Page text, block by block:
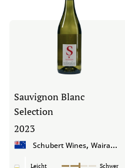
Sauvignon Blanc
Selection
2023
Schubert Wines, Wairarapa
Leicht
Schwer